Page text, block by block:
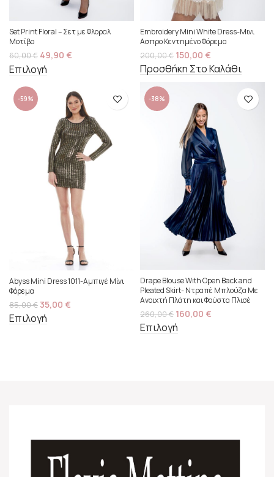
Set Print Floral – Σετ με Φλοραλ
Μοτίβο
60,00€ 49,90 €
Επιλογή
Embroidery Mini White Dress-Μινι
Ασπρο Κεντημένο Φόρεμα
200,00€ 150,00 €
Προσθήκη Στο Καλάθι
-59%
Abyss Mini Dress 1011-Αμπιγέ Μίνι
Φόρεμα
85,00€ 35,00 €
Επιλογή
-38%
Drape Blouse With Open Back and
Pleated Skirt- Ντραπέ Μπλούζα Με
Ανοιχτή Πλάτη και Φούστα Πλισέ
260,00€ 160,00 €
Επιλογή